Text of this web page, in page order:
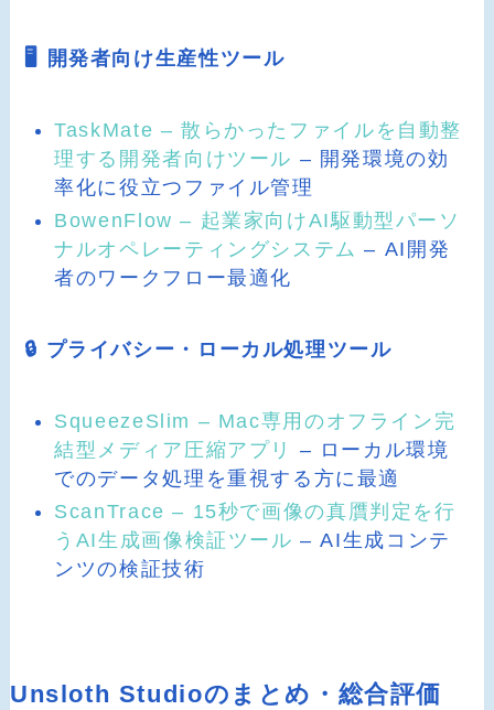
🖥️ 開発者向け生産性ツール
TaskMate – 散らかったファイルを自動整
理する開発者向けツール – 開発環境の効
率化に役立つファイル管理
BowenFlow – 起業家向けAI駆動型パーソ
ナルオペレーティングシステム – AI開発
者のワークフロー最適化
🔒 プライバシー・ローカル処理ツール
SqueezeSlim – Mac専用のオフライン完
結型メディア圧縮アプリ
– ローカル環境
でのデータ処理を重視する方に最適
ScanTrace – 15秒で画像の真贋判定を行
うAI生成画像検証ツール – AI生成コンテ
ンツの検証技術
Unsloth Studioのまとめ・総合評価